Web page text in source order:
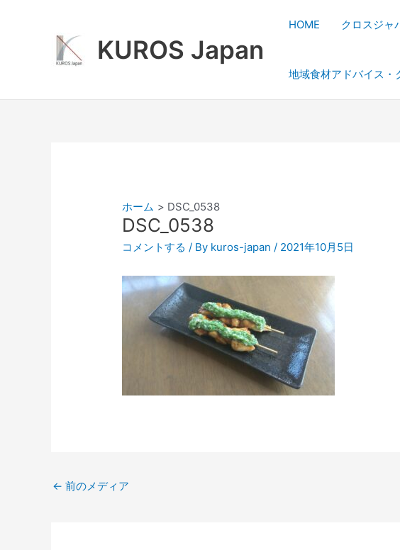
KUROS Japan
HOME クロスジャ
地域食材アドバイス・
ホーム DSC_0538
DSC_0538
コメントする / By kuros-japan/ 2021年10月5日
← 前のメディア